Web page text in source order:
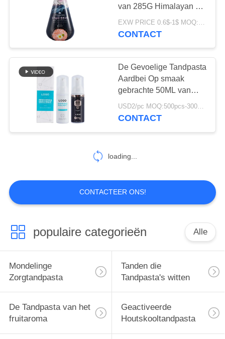
Tanden die
Tabletten witten
42
Mondelinge
25
Mondelinge
Zorgtandenborstels
88
van 285G Himalayan de
Roze Zoute Reinigende
Mousse witten
EXW PRICE 0.6$-1$ MOQ:500pcs-30000pcs
CONTACT
De Gevoelige Tandpasta
Aardbei Op smaak
gebrachte 50ML van
antiholtekinderen
USD2/pc MOQ:500pcs-30000pcs
CONTACT
loading...
CONTACTEER ONS!
populaire categorieën Alle
Mondelinge
Zorgtandpasta
Tanden die
Tandpasta's witten
De Tandpasta van het
fruitaroma
Geactiveerde
Houtskooltandpasta